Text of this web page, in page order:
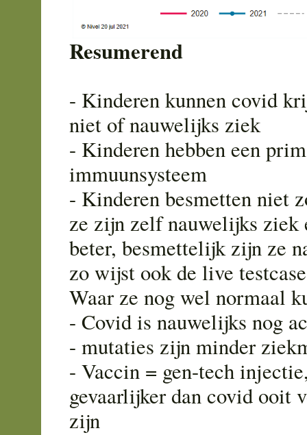
Resumerend
- Kinderen kunnen covid
niet of nauwelijks ziek
- Kinderen hebben een
immuunsysteem
- Kinderen besmetten niet
ze zijn zelf nauwelijks ziek
beter, besmettelijk zijn ze
zo wijst ook de live
Waar ze nog wel normaal
- Covid is nauwelijks nog
- mutaties zijn minder
- Vaccin = gen-tech
gevaarlijker dan covid ooit
zijn